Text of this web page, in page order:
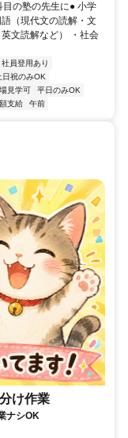
の塾の先生に● 小学
（現代文の読解・文
文読解など） ・社会
社員登用あり
日祝のみOK
見学可
平日のみOK
支給 午前
け作業
ナシOK